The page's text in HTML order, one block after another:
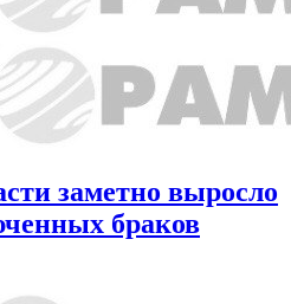
заметно выросло
браков